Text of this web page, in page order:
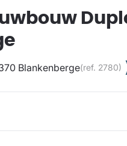
Blankenberge(ref. 2780)